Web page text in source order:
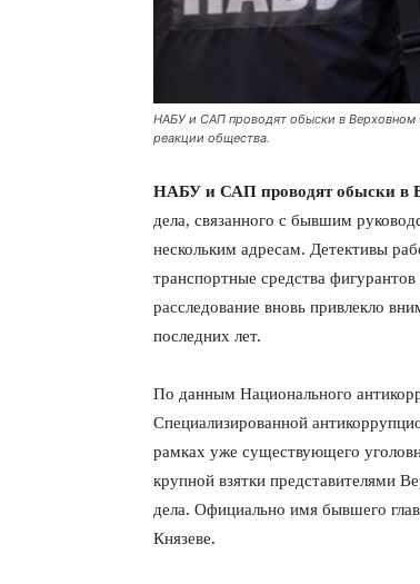
НАБУ и САП проводят обыски в Верховном
реакции общества.
НАБУ и САП проводят обыски в
дела, связанного с бывшим
нескольким адресам. Детективы
транспортные средства
расследование вновь привлекло
последних лет.
По данным Национального
Специализированной
рамках уже существующего
крупной взятки представителями
дела. Официально имя бывшего
Князеве.